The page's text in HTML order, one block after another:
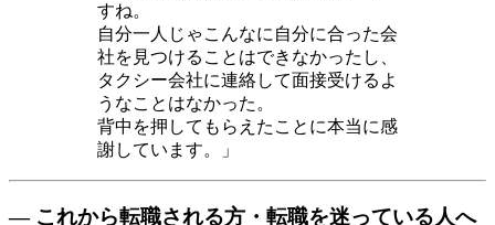
すね。
自分一人じゃこんなに自分に合った会
社を見つけることはできなかったし、
タクシー会社に連絡して面接受けるよ
うなことはなかった。
背中を押してもらえたことに本当に感
謝しています。」
― これから転職される方・転職を迷っている人へ